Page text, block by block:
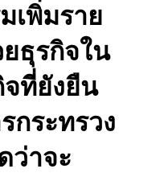
เพิ่มราย
ธุรกิจใน
จที่ยังยืน
กระทรวง
ว่าจะ